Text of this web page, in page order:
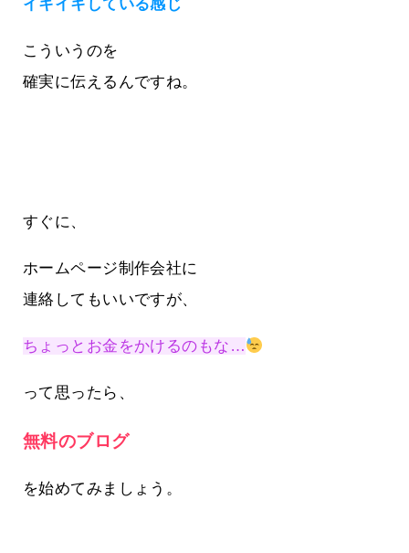
イキイキしている感じ
こういうのを
確実に伝えるんですね。
すぐに、
ホームページ制作会社に
連絡してもいいですが、
ちょっとお金をかけるのもな…
って思ったら、
無料のブログ
を始めてみましょう。